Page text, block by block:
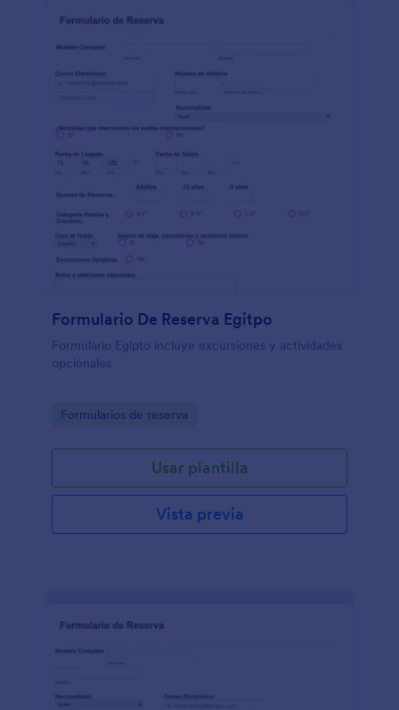
Formulario De Reserva Egitpo
Formulario Egipto incluye excursiones y actividades
opcionales
Go to Category:
Formularios de reserva
Usar plantilla
Vista previa